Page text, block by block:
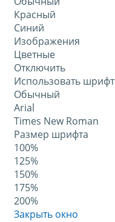
Красный
Синий
Изображения
Цветные
Отключить
Использовать шрифт
Обычный
Arial
Times New Roman
Размер шрифта
100%
125%
150%
175%
200%
Закрыть окно